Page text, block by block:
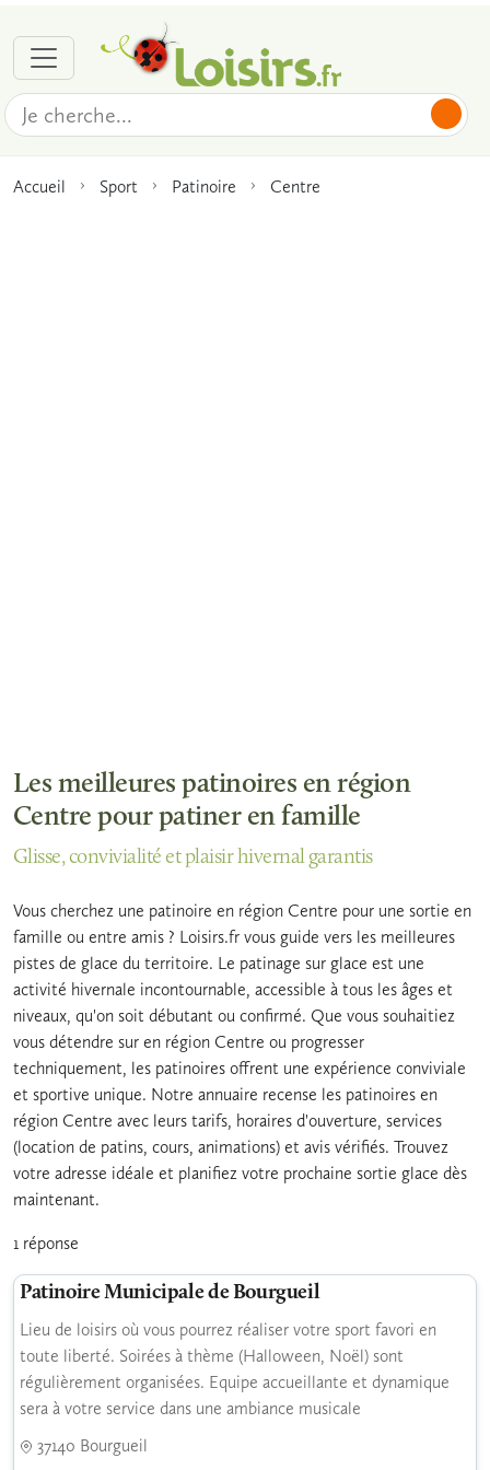
Accueil Sport Patinoire Centre
Les meilleures patinoires en région
Centre pour patiner en famille
Glisse, convivialité et plaisir hivernal garantis
Vous cherchez une patinoire en région Centre pour une sortie en
famille ou entre amis ? Loisirs.fr vous guide vers les meilleures
pistes de glace du territoire. Le patinage sur glace est une
activité hivernale incontournable, accessible à tous les âges et
niveaux, qu'on soit débutant ou confirmé. Que vous souhaitiez
vous détendre sur en région Centre ou progresser
techniquement, les patinoires offrent une expérience conviviale
et sportive unique. Notre annuaire recense les patinoires en
région Centre avec leurs tarifs, horaires d'ouverture, services
(location de patins, cours, animations) et avis vérifiés. Trouvez
votre adresse idéale et planifiez votre prochaine sortie glace dès
maintenant.
1 réponse
Patinoire Municipale de Bourgueil
Lieu de loisirs où vous pourrez réaliser votre sport favori en
toute liberté. Soirées à thème (Halloween, Noël) sont
régulièrement organisées. Equipe accueillante et dynamique
sera à votre service dans une ambiance musicale
37140 Bourgueil